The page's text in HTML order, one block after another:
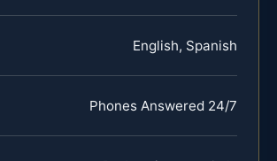
English, Spanish
Phones Answered 24/7